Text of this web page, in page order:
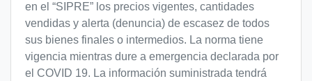
en el “SIPRE” los precios vigentes, cantidades
vendidas y alerta (denuncia) de escasez de todos
sus bienes finales o intermedios. La norma tiene
vigencia mientras dure a emergencia declarada por
el COVID 19. La información suministrada tendrá